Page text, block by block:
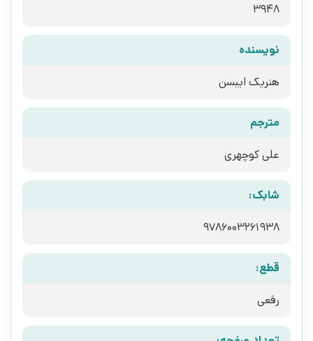
3948
نویسنده
هنریک ایبسن
مترجم
علی کوچهری
شابک:
9786003261938
قطع:
رقعی